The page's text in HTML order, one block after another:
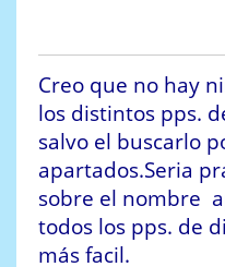
Creo que no hay
los distintos pps.
salvo el buscarlo
apartados.Seria
sobre el nombre
todos los pps. de
más facil.